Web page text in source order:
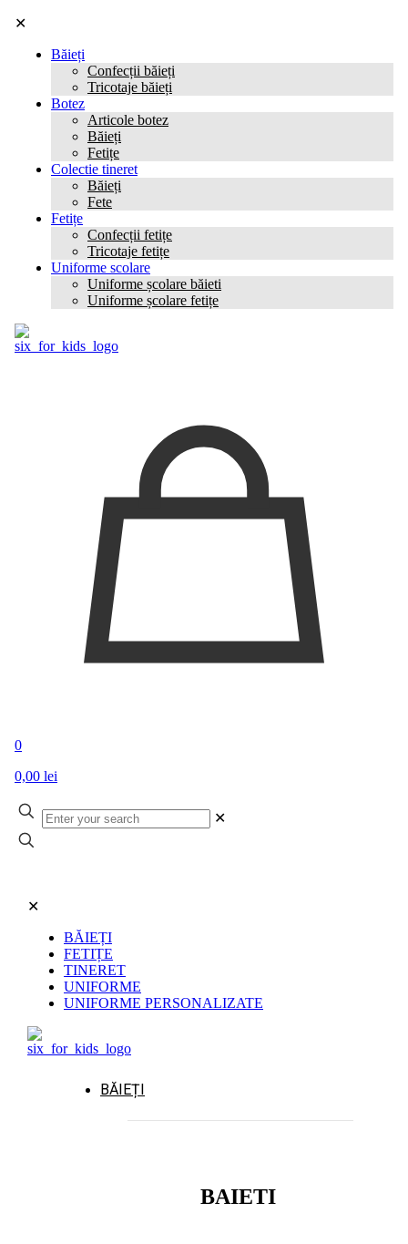
✕
Băieți
Confecții băieți
Tricotaje băieți
Botez
Articole botez
Băieți
Fetițe
Colectie tineret
Băieți
Fete
Fetițe
Confecții fetițe
Tricotaje fetițe
Uniforme scolare
Uniforme școlare băieti
Uniforme școlare fetițe
0
0,00 lei
✕
✕
BĂIEȚI
FETIȚE
TINERET
UNIFORME
UNIFORME PERSONALIZATE
BĂIEȚI
BAIETI